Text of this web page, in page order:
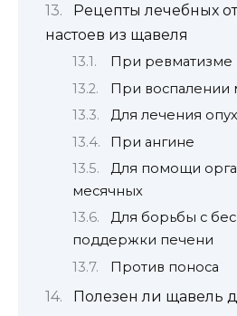
Рецепты лечебных
настоев из щавеля
При ревматизме
При воспалении
Для лечения
При ангине
Для помощи
месячных
Для борьбы с
поддержки печени
Против поноса
Полезен ли щавель